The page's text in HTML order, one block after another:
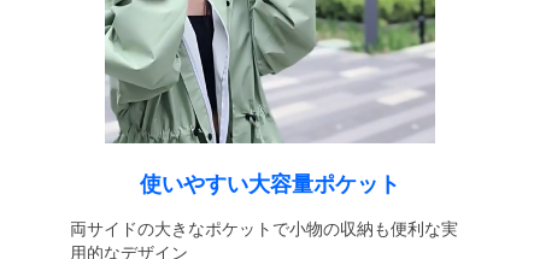
使いやすい大容量ポケット
両サイドの大きなポケットで小物の収納も便利な実
用的なデザイン